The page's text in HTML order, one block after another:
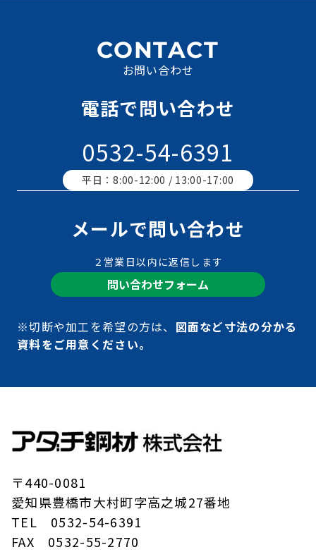
CONTACT
お問い合わせ
電話で問い合わせ
0532-54-6391
平日：8:00-12:00 / 13:00-17:00
メールで問い合わせ
２営業日以内に返信します
問い合わせフォーム
※切断や加工を希望の方は、 図面など寸法の分かる
資料をご用意ください。
〒440-0081
愛知県豊橋市大村町字高之城27番地
TEL 0532-54-6391
FAX 0532-55-2770